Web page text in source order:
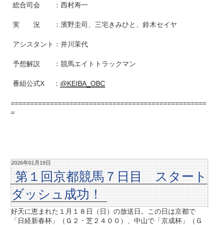
総合司会 ：西村寿一
実 況 ：濱野圭司、三宅きみひと、鈴木セイヤ
アシスタント：井川茉代
予想解説 ：競馬エイトトラックマン
番組公式X ： @KEIBA_OBC
==================================================
=
2026年01月19日
第１回京都競馬７日目 スタート
ダッシュ成功！
好天に恵まれた１月１８日（日）の放送日。この日は京都で
「日経新春杯」（Ｇ２・芝２４００）、中山で「京成杯」（Ｇ